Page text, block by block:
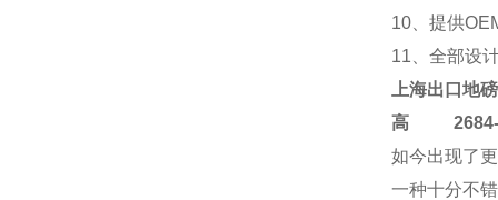
10、提供
11、全部设
上海出口地磅
高2684-
如今出现了
一种十分不